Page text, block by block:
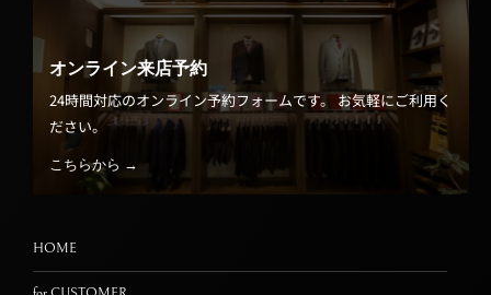
オンライン来店予約
24時間対応のオンライン予約フォームです。 お気軽にご利用く
ださい。
こちらから →
HOME